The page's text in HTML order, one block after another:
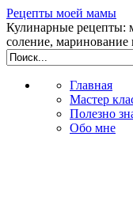
Рецепты моей мамы
Кулинарные рецепты:
соление, маринование
Главная
Мастер
Полезно
Обо мне